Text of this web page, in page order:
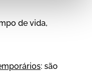
de vida,
: são